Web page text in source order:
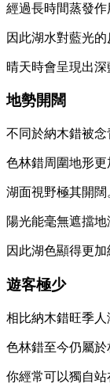
經過長時間蒸發作
因此湖水對藍光的
晴天時會呈現出深
地勢開闊
不同於納木錯被念
色林錯周圍地形更
湖面視野極其開闊
陽光能毫無遮擋地
因此湖色顯得更加
遊客極少
相比納木錯旺季人
色林錯至今仍屬於
你經常可以獨自站